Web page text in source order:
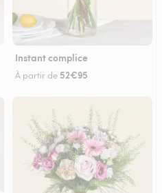
Instant complice
À partir de 52€95